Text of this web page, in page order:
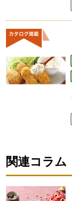
関連コラム